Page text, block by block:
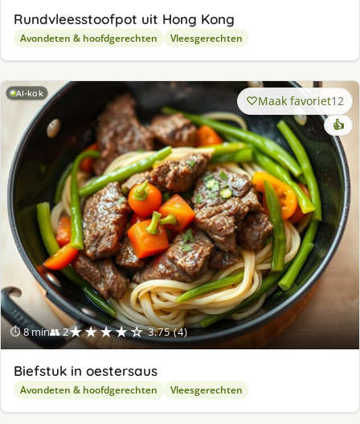
Rundvleesstoofpot uit Hong Kong
Avondeten & hoofdgerechten Vleesgerechten
AI-kok
⏱ 8 min👥 2★★★★☆ 3.75 (4)
Maak favoriet12
👍
Biefstuk in oestersaus
Avondeten & hoofdgerechten Vleesgerechten